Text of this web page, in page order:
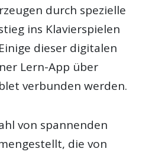
durch spezielle
ins Klavierspielen
dieser digitalen
Lern-App über
verbunden werden.
von spannenden
die von